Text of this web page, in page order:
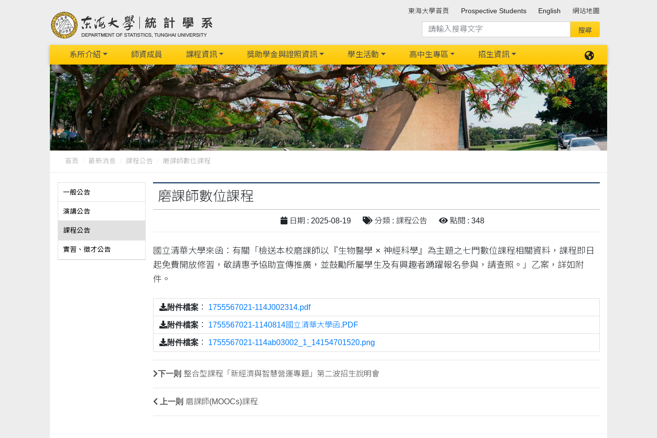
東海大學首頁 Prospective Students English 網站地圖
系所介紹 師資成員 課程資訊 獎助學金與證照資訊 學生活動 高中生專區 招生資訊
首頁 最新消息 課程公告 磨課師數位課程
一般公告
演講公告
課程公告
實習、徵才公告
磨課師數位課程
日期 : 2025-08-19 分類 : 課程公告 點閱 : 348
國立清華大學來函：有關「檢送本校磨課師以『生物醫學 × 神經科學』為主題之七門數位課程相關資料，課程即日
起免費開放修習，敬請惠予協助宣傳推廣，並鼓勵所屬學生及有興趣者踴躍報名參與，請查照。」乙案，詳如附
件。
附件檔案 ： 1755567021-114J002314.pdf
附件檔案 ： 1755567021-1140814國立清華大學函.PDF
附件檔案 ： 1755567021-114ab03002_1_14154701520.png
下一則 整合型課程「新經濟與智慧營運專題」第二波招生說明會
上一則 磨課師(MOOCs)課程